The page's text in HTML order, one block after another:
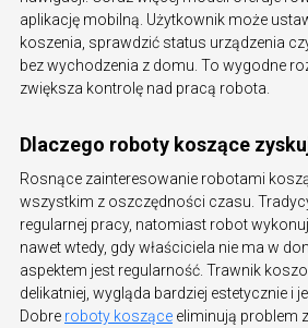
aplikację mobilną. Użytkownik może
koszenia, sprawdzić status urządzenia
bez wychodzenia z domu. To wygodne
zwiększa kontrolę nad pracą robota.
Dlaczego roboty koszące
Rosnące zainteresowanie robotami
wszystkim z oszczędności czasu.
regularnej pracy, natomiast robot
nawet wtedy, gdy właściciela nie ma w
aspektem jest regularność. Trawnik
delikatniej, wygląda bardziej estetycznie i
Dobre roboty koszące eliminują problem